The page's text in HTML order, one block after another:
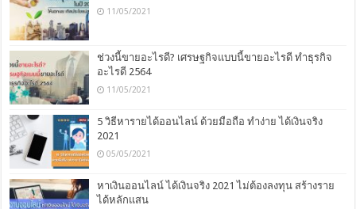
11/05/2021
ช่วงนี้ขายอะไรดี? เศรษฐกิจแบบนี้ขายอะไรดี ทำธุรกิจ
อะไรดี 2564
11/05/2021
5 วิธีหารายได้ออนไลน์ ด้วยมือถือ ทำง่าย ได้เงินจริง
2021
05/05/2021
หาเงินออนไลน์ ได้เงินจริง 2021 ไม่ต้องลงทุน สร้างราย
ได้หลักแสน